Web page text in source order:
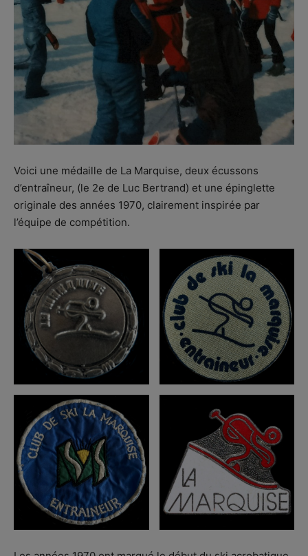
Voici une médaille de La Marquise, deux écussons
d’entraîneur, (le 2e de Luc Bertrand) et une épinglette
originale des années 1970, clairement inspirée par
l’équipe de compétition.